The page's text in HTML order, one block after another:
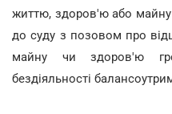
життю, здоров'ю або майну
до суду з позовом про
майну чи здоров'ю
бездіяльності